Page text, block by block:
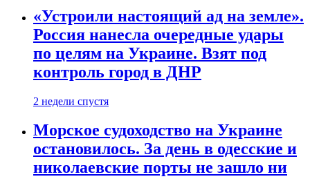
«Устроили настоящий ад на земле».
Россия нанесла очередные удары
по целям на Украине. Взят под
контроль город в ДНР
2 недели спустя
Морское судоходство на Украине
остановилось. За день в одесские и
николаевские порты не зашло ни